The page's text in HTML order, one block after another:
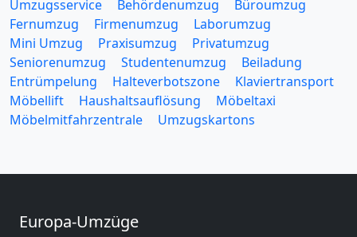
Umzugsservice Behördenumzug
Büroumzug
Fernumzug
Firmenumzug
Laborumzug
Mini Umzug
Praxisumzug
Privatumzug
Seniorenumzug
Studentenumzug
Beiladung
Entrümpelung
Halteverbotszone
Klaviertransport
Möbellift
Haushaltsauflösung
Möbeltaxi
Möbelmitfahrzentrale
Umzugskartons
Europa-Umzüge